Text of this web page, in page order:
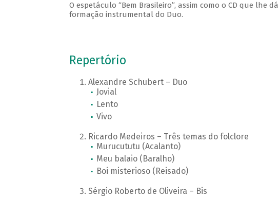
O espetáculo “Bem Brasileiro”, assim como o CD que lhe
formação instrumental do Duo.
Repertório
Alexandre Schubert – Duo
Jovial
Lento
Vivo
Ricardo Medeiros – Três temas do folclore
Murucututu (Acalanto)
Meu balaio (Baralho)
Boi misterioso (Reisado)
Sérgio Roberto de Oliveira – Bis